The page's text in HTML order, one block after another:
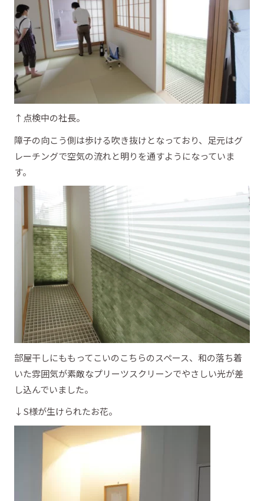
↑点検中の社長。
障子の向こう側は歩ける吹き抜けとなっており、足元はグ
レーチングで空気の流れと明りを通すようになっていま
す。
部屋干しにももってこいのこちらのスペース、和の落ち着
いた雰囲気が素敵なプリーツスクリーンでやさしい光が差
し込んでいました。
↓S様が生けられたお花。